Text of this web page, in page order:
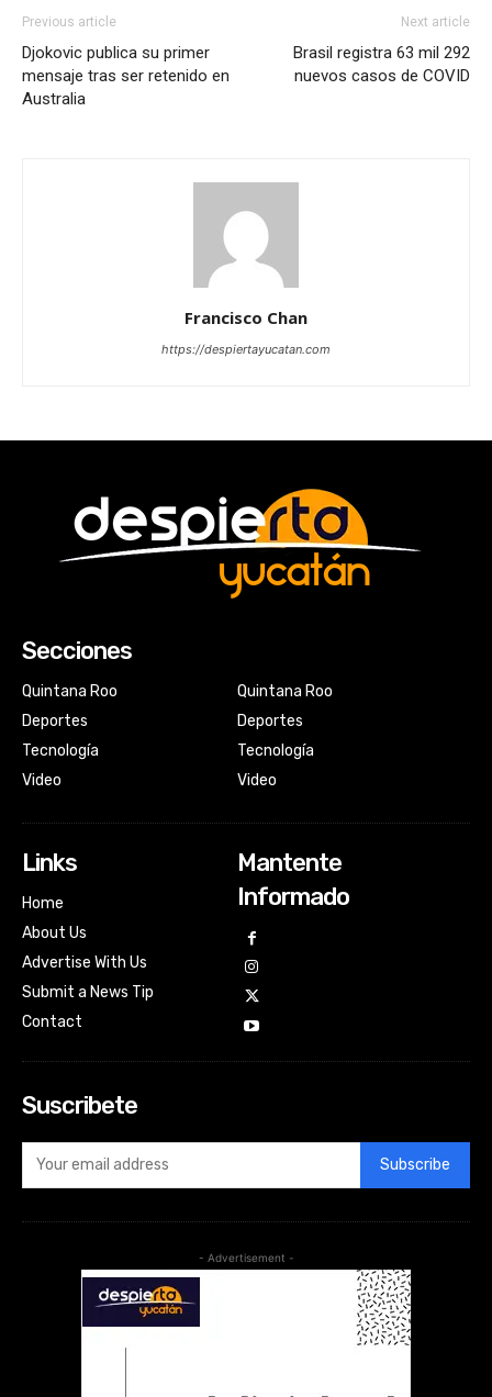
Previous article
Djokovic publica su primer
mensaje tras ser retenido en
Australia
Next article
Brasil registra 63 mil 292
nuevos casos de COVID
Francisco Chan
https://despiertayucatan.com
Secciones
Quintana Roo
Deportes
Tecnología
Video
Quintana Roo
Deportes
Tecnología
Video
Links
Home
About Us
Advertise With Us
Submit a News Tip
Contact
Mantente
Informado
Suscribete
Subscribe
- Advertisement -